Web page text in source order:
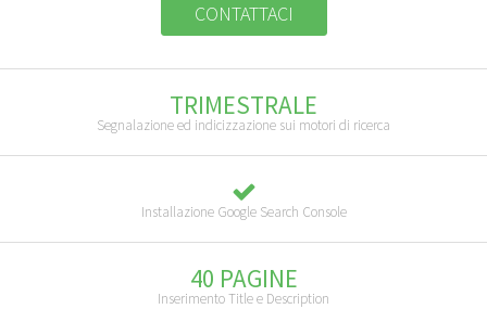
CONTATTACI
TRIMESTRALE
Segnalazione ed indicizzazione sui motori di ricerca
Installazione Google Search Console
40 PAGINE
Inserimento Title e Description